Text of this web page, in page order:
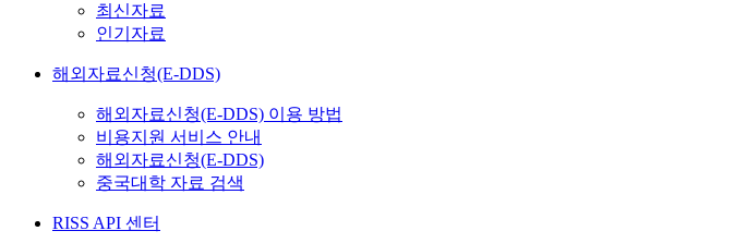
최신자료
인기자료
해외자료신청(E-DDS)
해외자료신청(E-DDS) 이용 방법
비용지원 서비스 안내
해외자료신청(E-DDS)
중국대학 자료 검색
RISS API 센터